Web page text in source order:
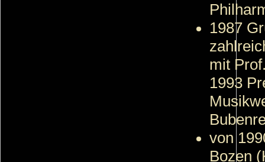
1987
mit
1993
von
Bozen